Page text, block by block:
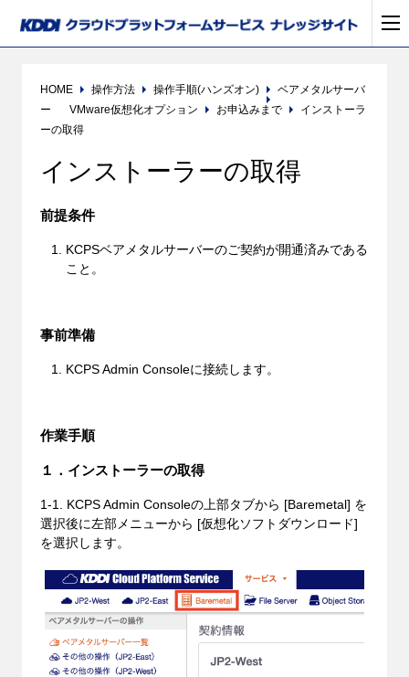
HOME 操作方法 操作手順(ハンズオン)
ベアメタルサーバ
ー
VMware仮想化オプション お申込みまで
インストーラ
ーの取得
インストーラーの取得
前提条件
KCPSベアメタルサーバーのご契約が開通済みである
こと。
事前準備
KCPS Admin Consoleに接続します。
作業手順
１．インストーラーの取得
1-1. KCPS Admin Consoleの上部タブから [Baremetal] を
選択後に左部メニューから [仮想化ソフトダウンロード]
を選択します。